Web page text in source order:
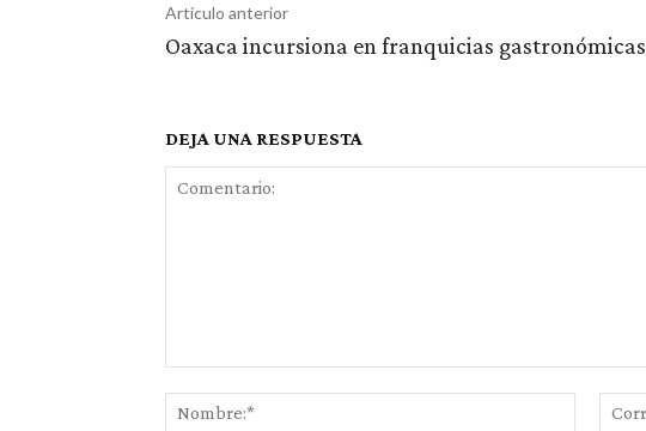
Artículo anterior
Oaxaca incursiona en franquicias gastronómicas
DEJA UNA RESPUESTA
Nombre:*